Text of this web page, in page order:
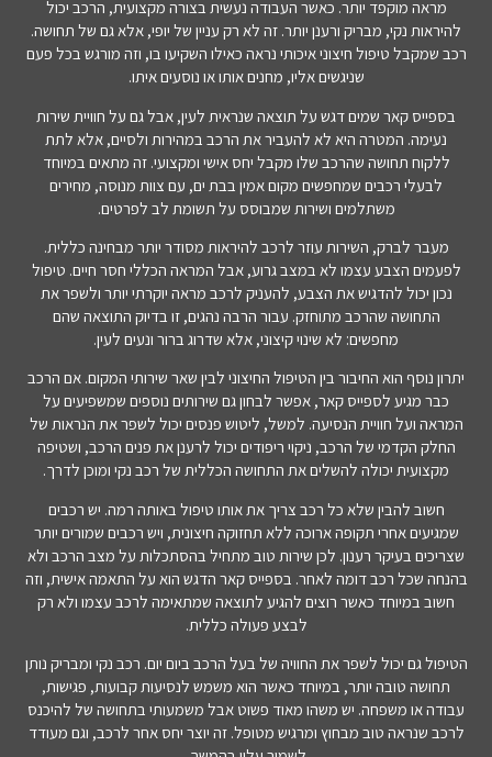
מראה מוקפד יותר. כאשר העבודה נעשית בצורה מקצועית, הרכב יכול
להיראות נקי, מבריק ורענן יותר. זה לא רק עניין של יופי, אלא גם של תחושה.
רכב שמקבל טיפול חיצוני איכותי נראה כאילו השקיעו בו, וזה מורגש בכל פעם
שניגשים אליו, מחנים אותו או נוסעים איתו.
בספייס קאר שמים דגש על תוצאה שנראית לעין, אבל גם על חוויית שירות
נעימה. המטרה היא לא להעביר את הרכב במהירות ולסיים, אלא לתת
ללקוח תחושה שהרכב שלו מקבל יחס אישי ומקצועי. זה מתאים במיוחד
לבעלי רכבים שמחפשים מקום אמין בבת ים, עם צוות מנוסה, מחירים
משתלמים ושירות שמבוסס על תשומת לב לפרטים.
מעבר לברק, השירות עוזר לרכב להיראות מסודר יותר מבחינה כללית.
לפעמים הצבע עצמו לא במצב גרוע, אבל המראה הכללי חסר חיים. טיפול
נכון יכול להדגיש את הצבע, להעניק לרכב מראה יוקרתי יותר ולשפר את
התחושה שהרכב מתוחזק. עבור הרבה נהגים, זו בדיוק התוצאה שהם
מחפשים: לא שינוי קיצוני, אלא שדרוג ברור ונעים לעין.
יתרון נוסף הוא החיבור בין הטיפול החיצוני לבין שאר שירותי המקום. אם הרכב
כבר מגיע לספייס קאר, אפשר לבחון גם שירותים נוספים שמשפיעים על
המראה ועל חוויית הנסיעה. למשל, ליטוש פנסים יכול לשפר את הנראות של
החלק הקדמי של הרכב, ניקוי ריפודים יכול לרענן את פנים הרכב, ושטיפה
מקצועית יכולה להשלים את התחושה הכללית של רכב נקי ומוכן לדרך.
חשוב להבין שלא כל רכב צריך את אותו טיפול באותה רמה. יש רכבים
שמגיעים אחרי תקופה ארוכה ללא תחזוקה חיצונית, ויש רכבים שמורים יותר
שצריכים בעיקר רענון. לכן שירות טוב מתחיל בהסתכלות על מצב הרכב ולא
בהנחה שכל רכב דומה לאחר. בספייס קאר הדגש הוא על התאמה אישית, וזה
חשוב במיוחד כאשר רוצים להגיע לתוצאה שמתאימה לרכב עצמו ולא רק
לבצע פעולה כללית.
הטיפול גם יכול לשפר את החוויה של בעל הרכב ביום יום. רכב נקי ומבריק נותן
תחושה טובה יותר, במיוחד כאשר הוא משמש לנסיעות קבועות, פגישות,
עבודה או משפחה. יש משהו מאוד פשוט אבל משמעותי בתחושה של להיכנס
לרכב שנראה טוב מבחוץ ומרגיש מטופל. זה יוצר יחס אחר לרכב, וגם מעודד